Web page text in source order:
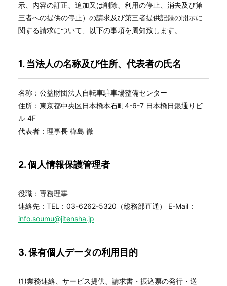
示、内容の訂正、追加又は削除、利用の停止、消去及び第
三者への提供の停止）の請求及び第三者提供記録の開示に
関する請求について、以下の事項を周知致します。
1. 当法人の名称及び住所、代表者の氏名
名称：公益財団法人自転車駐車場整備センター
住所：東京都中央区日本橋本石町4-6-7 日本橋日銀通りビ
ル 4F
代表者：理事長 樺島 徹
2. 個人情報保護管理者
役職：専務理事
連絡先：TEL：03-6262-5320（総務部直通） E-Mail：
info.soumu@jitensha.jp
3. 保有個人データの利用目的
(1)業務連絡、サービス提供、請求書・振込票の発行・送